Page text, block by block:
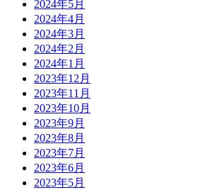
2024年5月
2024年4月
2024年3月
2024年2月
2024年1月
2023年12月
2023年11月
2023年10月
2023年9月
2023年8月
2023年7月
2023年6月
2023年5月